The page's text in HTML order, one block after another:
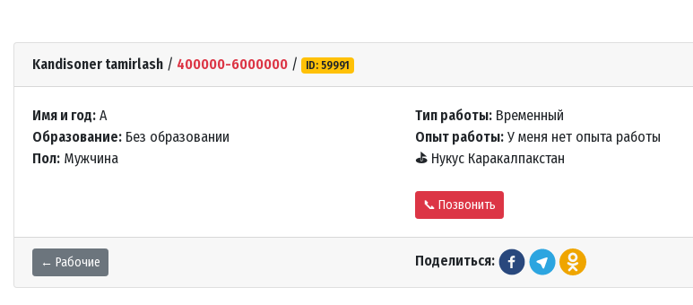
Kandisoner tamirlash / 400000-6000000 / ID: 59991
Имя и год: A
Образование: Без образовании
Пол: Мужчина
Тип работы: Временный
Опыт работы: У меня нет опыта работы
⛳ Нукус Каракалпакстан
📞 Позвонить
← Рабочие Поделиться: